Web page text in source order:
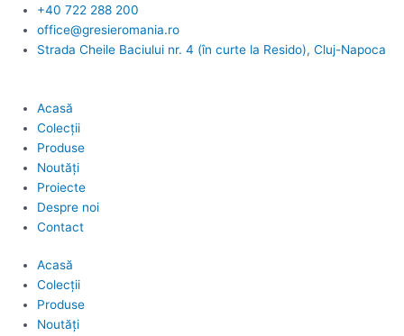
content
+40 722 288 200
office@gresieromania.ro
Strada Cheile Baciului nr. 4 (în curte la Resido), Cluj-Napoca
Acasă
Colecții
Produse
Noutăți
Proiecte
Despre noi
Contact
Acasă
Colecții
Produse
Noutăți